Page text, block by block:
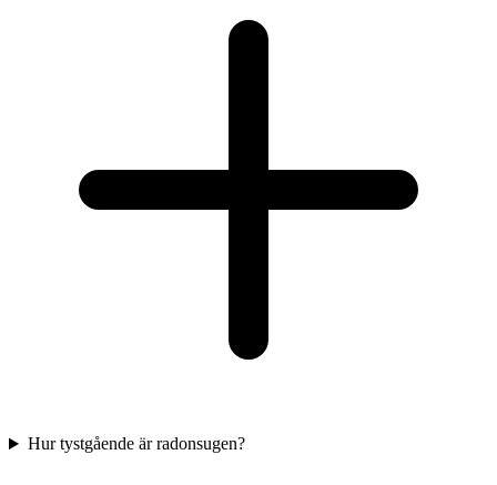
Hur tystgående är radonsugen?